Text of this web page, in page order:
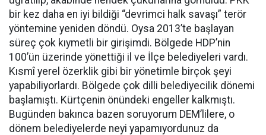
bir kez daha en iyi bildiği “devrimci halk savaşı” terör
yöntemine yeniden döndü. Oysa 2013’te başlayan
süreç çok kıymetli bir girişimdi. Bölgede HDP’nin
100’ün üzerinde yönettiği il ve İlçe belediyeleri vardı.
Kısmî yerel özerklik gibi bir yönetimle birçok şeyi
yapabiliyorlardı. Bölgede çok dilli belediyecilik dönemi
başlamıştı. Kürtçenin önündeki engeller kalkmıştı.
Bugünden bakınca bazen soruyorum DEM’lilere, o
dönem belediyelerde neyi yapamıyordunuz da